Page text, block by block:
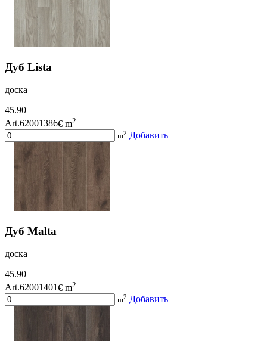
Дуб Lista
доска
45.90
Art.62001386€ m2
m2 Добавить
Дуб Malta
доска
45.90
Art.62001401€ m2
m2 Добавить